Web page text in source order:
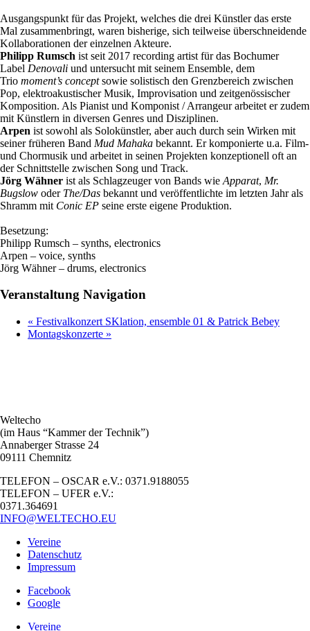
Ausgangspunkt für das Projekt, welches die drei Künstler das erste
Mal zusammenbringt, waren bisherige, sich teilweise überschneidende
Kollaborationen der einzelnen Akteure.
Philipp Rumsch ist seit 2017 recording artist für das Bochumer
Label Denovali und untersucht mit seinem Ensemble, dem
Trio moment’s conceptsowie solistisch den Grenzbereich zwischen
Pop, elektroakustischer Musik, Improvisation und zeitgenössischer
Komposition. Als Pianist und Komponist / Arrangeur arbeitet er zudem
mit Künstlern in diversen Genres und Disziplinen.
Arpen ist sowohl als Solokünstler, aber auch durch sein Wirken mit
seiner früheren Band Mud Mahaka bekannt. Er komponierte u.a. Film-
und Chormusik und arbeitet in seinen Projekten konzeptionell oft an
der Schnittstelle zwischen Song und Track.
Jörg Wähner ist als Schlagzeuger von Bands wie Apparat, Mr.
Bugslow oder The/Das bekannt und veröffentlichte im letzten Jahr als
Shramm mit Conic EP seine erste eigene Produktion.
Besetzung:
Philipp Rumsch – synths, electronics
Arpen – voice, synths
Jörg Wähner – drums, electronics
Veranstaltung Navigation
« Festivalkonzert SKlation, ensemble 01 & Patrick Bebey
Montagskonzerte »
Weltecho
(im Haus “Kammer der Technik”)
Annaberger Strasse 24
09111 Chemnitz
TELEFON – OSCAR e.V.: 0371.9188055
TELEFON – UFER e.V.:
0371.364691
INFO@WELTECHO.EU
Vereine
Datenschutz
Impressum
Facebook
Google
Vereine